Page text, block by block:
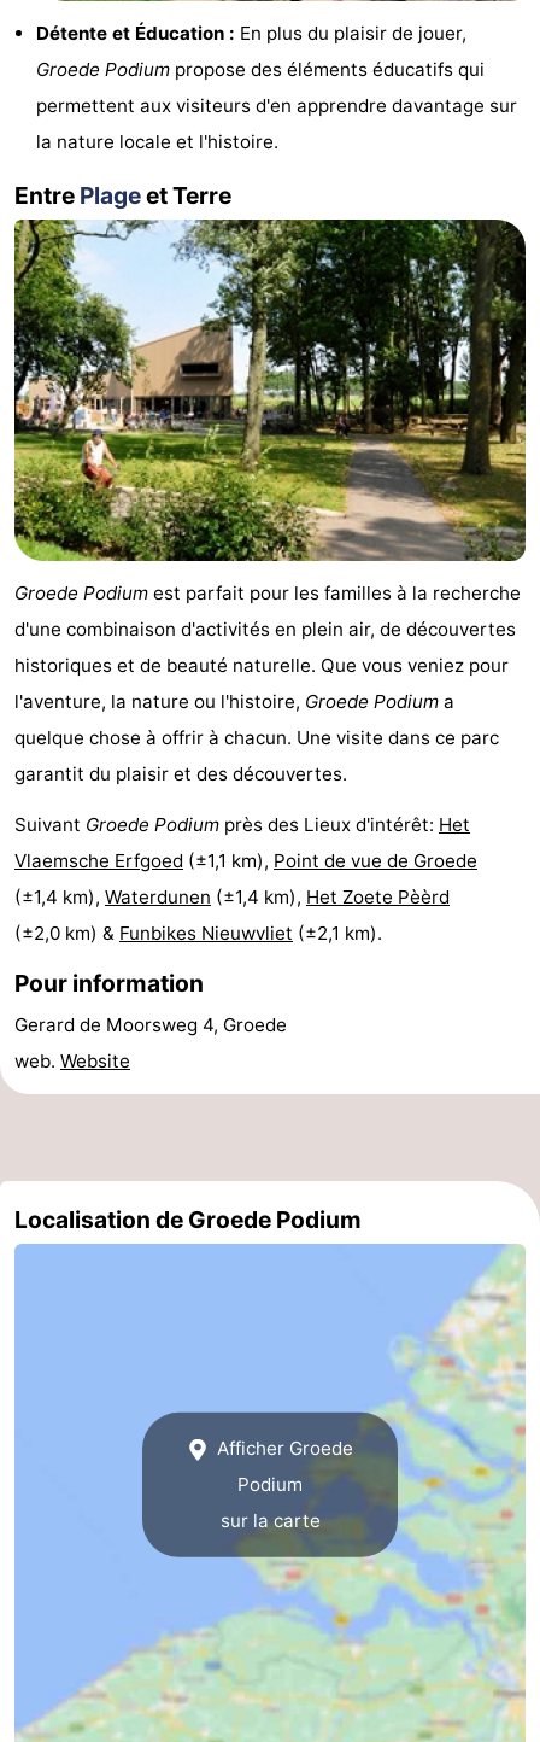
phoques
et
Événements
Pratiques
Forum
Route
-
Stationnement
Adresses
Médicales
Région
Zeeland
Walcheren
-
Veere
-
Domburg
-
Zoutelande
-
Vlissingen
-
Vlaanderen
-
Nieuwvliet
-
Sluis
-
Cadzand-
-
Nature
Het
Flandre-
Occidentale
-
Détente et Éducation : En plus du plaisir de jouer,
Groede Podium propose des éléments éducatifs qui
permettent aux visiteurs d'en apprendre davantage sur
la nature locale et l'histoire.
Entre Plageet Terre
Groede Podium est parfait pour les familles à la recherche
d'une combinaison d'activités en plein air, de découvertes
historiques et de beauté naturelle. Que vous veniez pour
l'aventure, la nature ou l'histoire, Groede Podium a
quelque chose à offrir à chacun. Une visite dans ce parc
garantit du plaisir et des découvertes.
Suivant Groede Podium près des Lieux d'intérêt: Het
Vlaemsche Erfgoed (±1,1 km), Point de vue de Groede
(±1,4 km), Waterdunen (±1,4 km), Het Zoete Pèèrd
(±2,0 km) & Funbikes Nieuwvliet (±2,1 km).
Pour information
Gerard de Moorsweg 4, Groede
web. Website
Localisation de Groede Podium
Afficher Groede
Podium
sur la carte